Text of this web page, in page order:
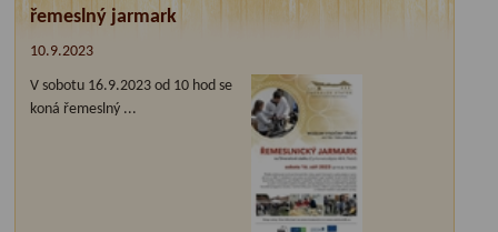
řemeslný jarmark
10.9.2023
V sobotu 16.9.2023 od 10 hod se
koná řemeslný ...